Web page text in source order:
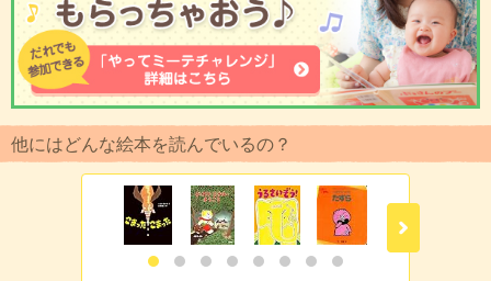
他にはどんな絵本を読んでいるの？